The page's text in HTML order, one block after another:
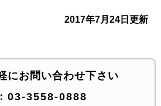
2017年7月24日更新
にお問い合わせ下さい
03-3558-0888